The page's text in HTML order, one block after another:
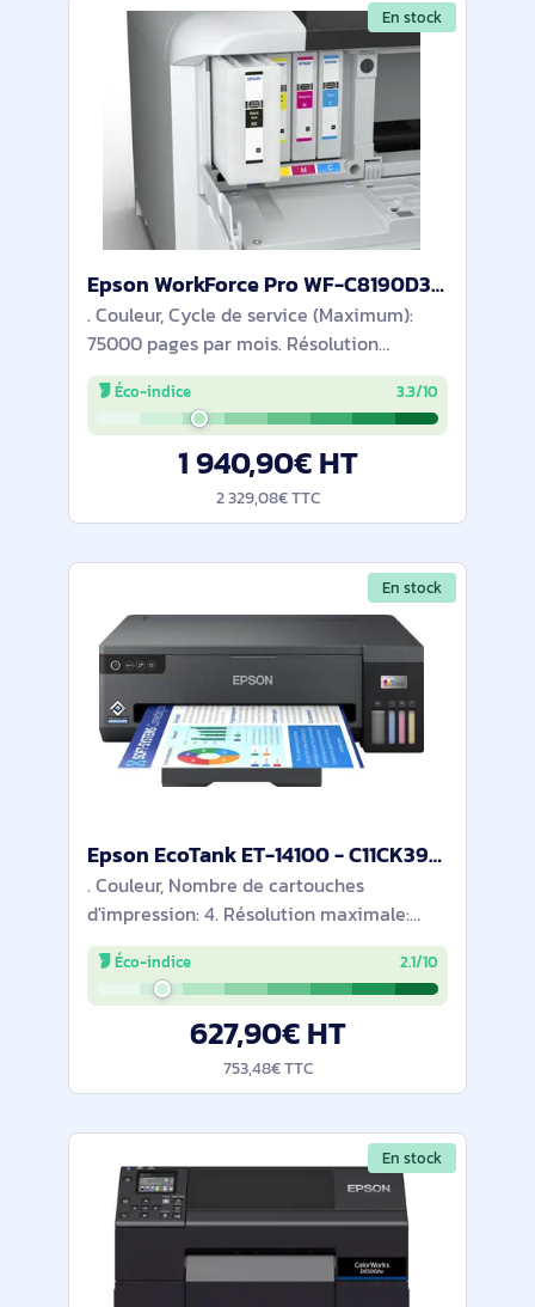
En stock
Epson WorkForce Pro WF-C8190D3TWC - C11CG70401BP
. Couleur, Cycle de service (Maximum):
75000 pages par mois. Résolution
maximale: 4800 x 1200 DPI. Taille de
papier de série A ISO maximum: A3.
Vitesse d'impression (noir, qualité
normale, A4/US
Éco-indice 3.3/10
1 940,90€ HT
2 329,08€ TTC
En stock
Epson EcoTank ET-14100 - C11CK39401
. Couleur, Nombre de cartouches
d'impression: 4. Résolution maximale:
4800 x 1200 DPI. Taille de papier de série
A ISO maximum: A3. Vitesse d'impression
(noir, qualité normale, A4/US Letter): 30
Éco-indice 2.1/10
627,90€ HT
753,48€ TTC
En stock